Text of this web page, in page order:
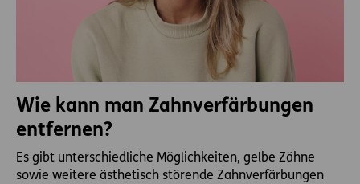
Wie kann man Zahnverfärbungen
entfernen?
Es gibt unterschiedliche Möglichkeiten, gelbe Zähne
sowie weitere ästhetisch störende Zahnverfärbungen